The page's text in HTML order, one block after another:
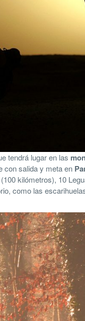
tendrá lugar en las
con salida y meta en
kilómetros), 10
como las